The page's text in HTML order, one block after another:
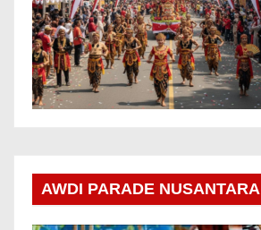
AWDI PARADE NUSANTARA